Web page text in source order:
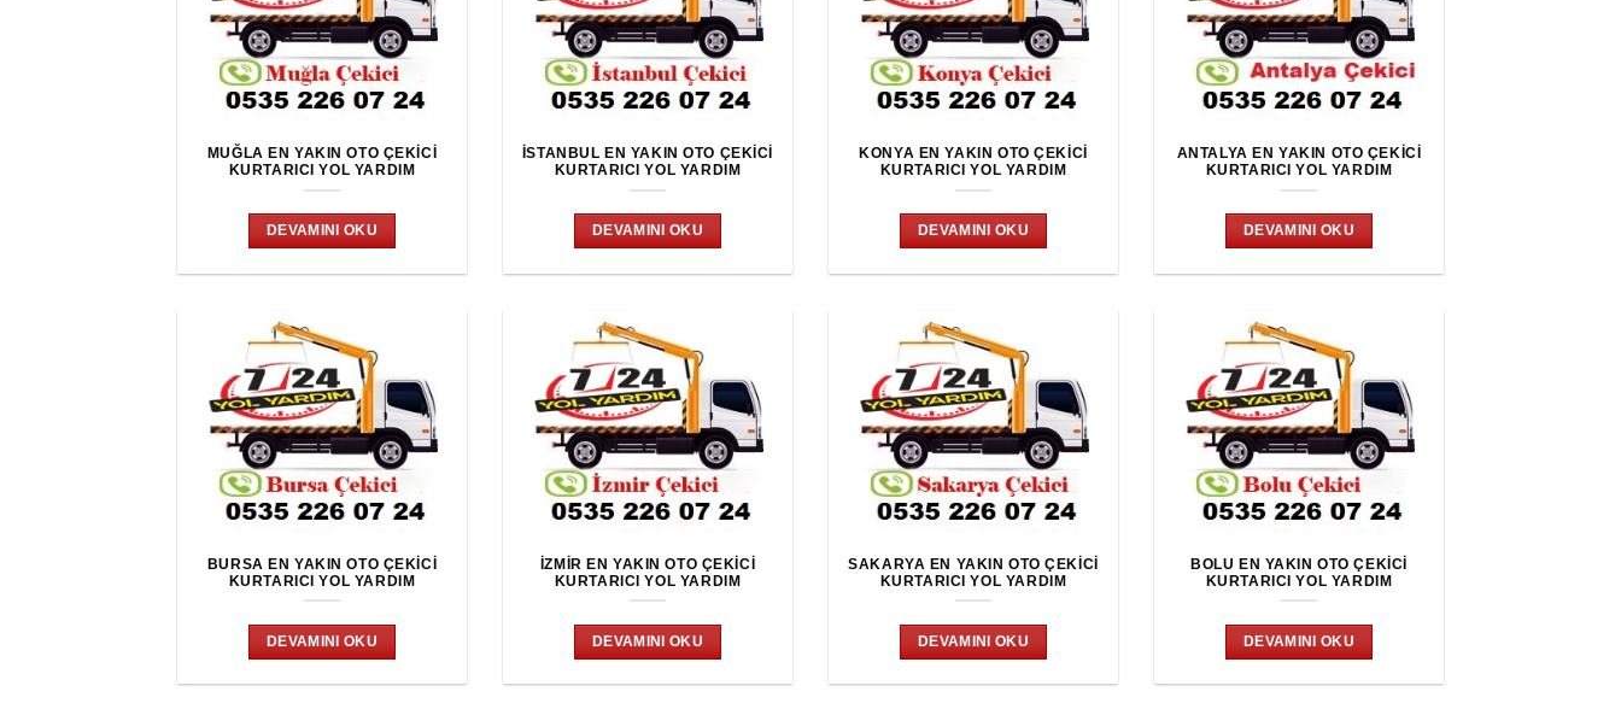
MUĞLA EN YAKIN OTO ÇEKICI
KURTARICI YOL YARDIM
DEVAMINI OKU
İSTANBUL EN YAKIN OTO ÇEKICI
KURTARICI YOL YARDIM
DEVAMINI OKU
KONYA EN YAKIN OTO ÇEKICI
KURTARICI YOL YARDIM
DEVAMINI OKU
ANTALYA EN YAKIN OTO ÇEKICI
KURTARICI YOL YARDIM
DEVAMINI OKU
BURSA EN YAKIN OTO ÇEKICI
KURTARICI YOL YARDIM
DEVAMINI OKU
İZMIR EN YAKIN OTO ÇEKICI
KURTARICI YOL YARDIM
DEVAMINI OKU
SAKARYA EN YAKIN OTO ÇEKICI
KURTARICI YOL YARDIM
DEVAMINI OKU
BOLU EN YAKIN OTO ÇEKICI
KURTARICI YOL YARDIM
DEVAMINI OKU